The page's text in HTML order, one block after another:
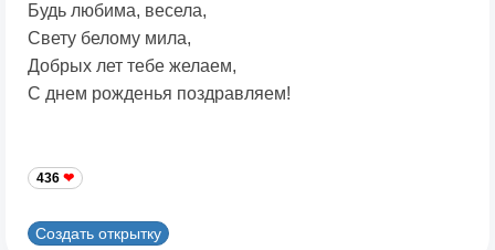
Будь любима, весела,
Свету белому мила,
Добрых лет тебе желаем,
С днем рожденья поздравляем!
436
Создать открытку